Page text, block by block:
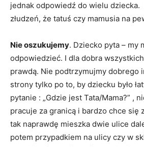
jednak odpowiedź do wielu
złudzeń, że tatuś czy mamusia na
Nie oszukujemy. Dziecko pyta – my
odpowiedzieć. I dla dobra
prawdą. Nie podtrzymujmy dobrego
strony tylko po to, by dziecku było
pytanie : „Gdzie jest Tata/Mama?” ,
pracuje za granicą i bardzo chce się
tak naprawdę mieszka dwie ulice
potem przypadkiem na ulicy czy w